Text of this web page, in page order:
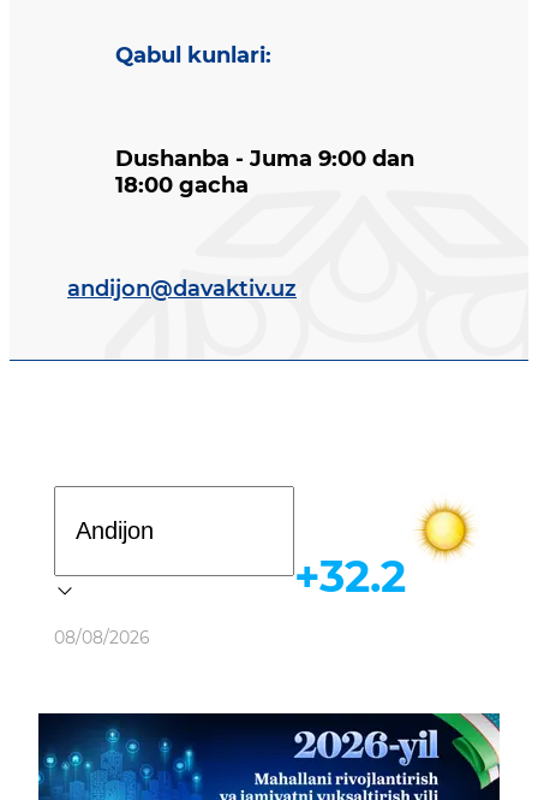
Qabul kunlari:
Dushanba - Juma 9:00 dan
18:00 gacha
andijon@davaktiv.uz
Ob-havo
08/08/2026
+32.2